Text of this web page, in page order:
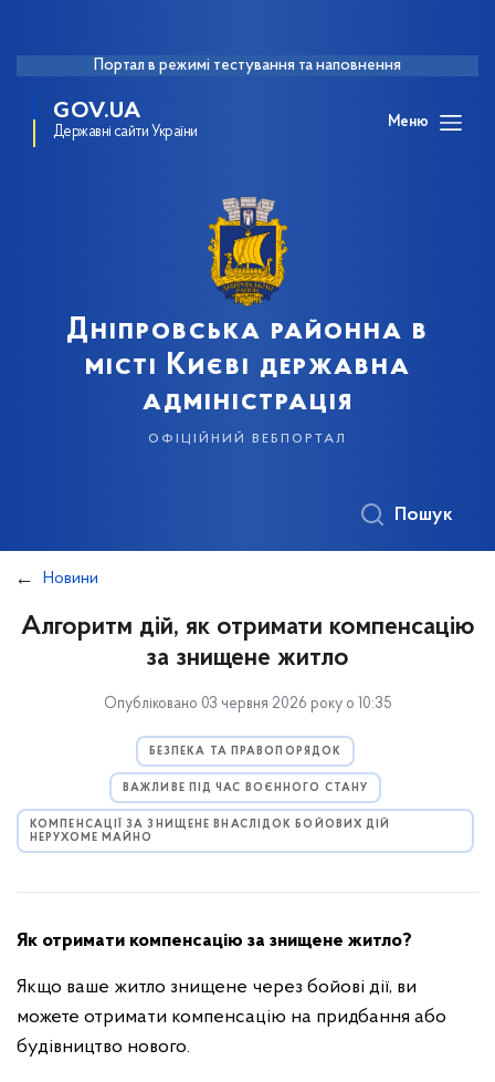
Портал в режимі тестування та наповнення
GOV.UA
Державні сайти України
Меню
Дніпровська районна в
місті Києві державна
адміністрація
офіційний вебпортал
Пошук
Новини
Алгоритм дій, як отримати компенсацію
за знищене житло
Опубліковано 03 червня 2026 року о 10:35
БЕЗПЕКА ТА ПРАВОПОРЯДОК
ВАЖЛИВЕ ПІД ЧАС ВОЄННОГО СТАНУ
КОМПЕНСАЦІЇ ЗА ЗНИЩЕНЕ ВНАСЛІДОК БОЙОВИХ ДІЙ
НЕРУХОМЕ МАЙНО
Як отримати компенсацію за знищене житло?
Якщо ваше житло знищене через бойові дії, ви
можете отримати компенсацію на придбання або
будівництво нового.